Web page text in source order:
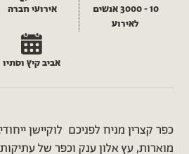
10 - 3000 אנשים
לאירוע
אירועי חברה
אביב קיץ וסתיו
כפר קצרין מניח לפניכם לוקיישן
מוארות, עץ אלון ענק וכפר של